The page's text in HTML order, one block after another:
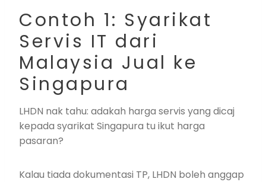
Contoh 1: Syarikat
Servis IT dari
Malaysia Jual ke
Singapura
LHDN nak tahu: adakah harga servis yang dicaj
kepada syarikat Singapura tu ikut harga
pasaran?
Kalau tiada dokumentasi TP, LHDN boleh anggap